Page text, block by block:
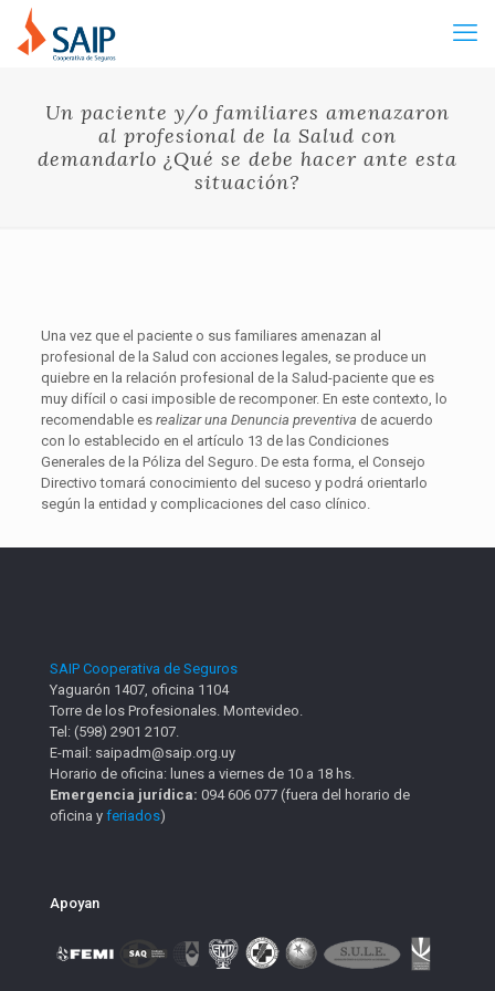
Un paciente y/o familiares amenazaron
al profesional de la Salud con
demandarlo ¿Qué se debe hacer ante esta
situación?
Una vez que el paciente o sus familiares amenazan al
profesional de la Salud con acciones legales, se produce un
quiebre en la relación profesional de la Salud-paciente que es
muy difícil o casi imposible de recomponer. En este contexto, lo
recomendable es realizar una Denuncia preventiva de acuerdo
con lo establecido en el artículo 13 de las Condiciones
Generales de la Póliza del Seguro. De esta forma, el Consejo
Directivo tomará conocimiento del suceso y podrá orientarlo
según la entidad y complicaciones del caso clínico.
SAIP Cooperativa de Seguros
Yaguarón 1407, oficina 1104
Torre de los Profesionales. Montevideo.
Tel: (598) 2901 2107.
E-mail: saipadm@saip.org.uy
Horario de oficina: lunes a viernes de 10 a 18 hs.
Emergencia jurídica: 094 606 077 (fuera del horario de
oficina y feriados)
Apoyan